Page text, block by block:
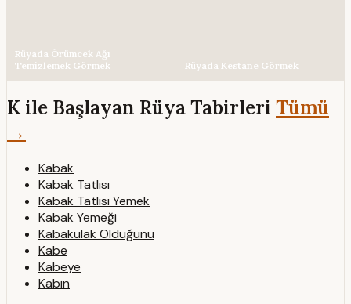
Rüyada Örümcek Ağı
Temizlemek Görmek
Rüyada Kestane Görmek
K ile Başlayan Rüya Tabirleri Tümü
→
Kabak
Kabak Tatlısı
Kabak Tatlısı Yemek
Kabak Yemeği
Kabakulak Olduğunu
Kabe
Kabeye
Kabin